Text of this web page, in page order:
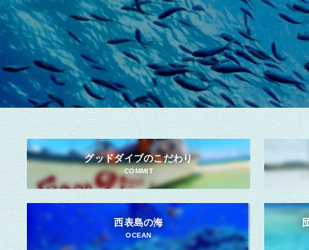
グッドダイブのこだわり
COMMIT
西表島の海
OCEAN